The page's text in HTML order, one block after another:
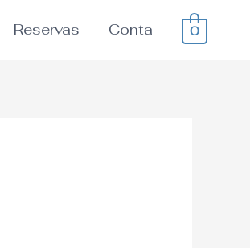
Reservas Conta 0